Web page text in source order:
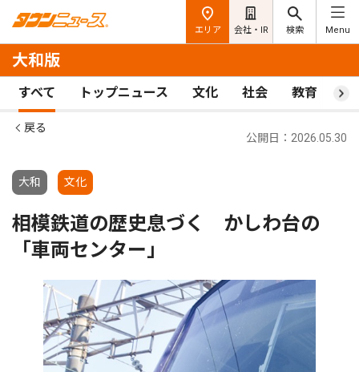
エリア 会社・IR 検索 Menu
大和版
すべて トップニュース 文化 社会 教育 ス
戻る
大和 文化
公開日：2026.05.30
相模鉄道の歴史息づく かしわ台の
「車両センター」